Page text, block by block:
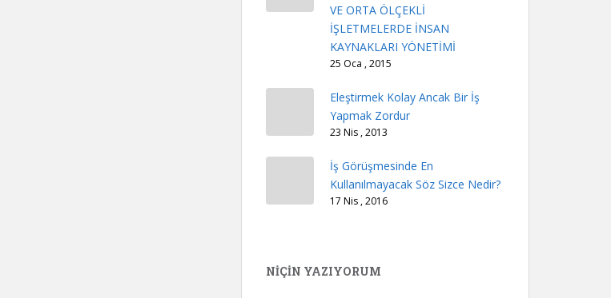
VE ORTA ÖLÇEKLİ
İŞLETMELERDE İNSAN
KAYNAKLARI YÖNETİMİ
25 Oca , 2015
Eleştirmek Kolay Ancak Bir İş
Yapmak Zordur
23 Nis , 2013
İş Görüşmesinde En
Kullanılmayacak Söz Sizce Nedir?
17 Nis , 2016
NİÇİN YAZIYORUM